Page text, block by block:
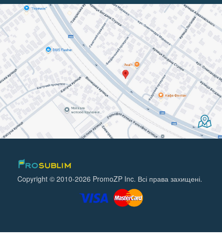
Copyright © 2010-2026 PromoZP Inc. Всі права захищені.